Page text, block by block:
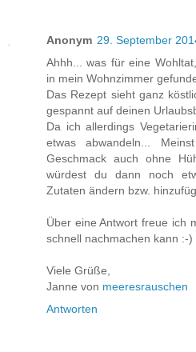
Anonym 29. September
Ahhh... was für eine
in mein Wohnzimmer
Das Rezept sieht ganz
gespannt auf deinen
Da ich allerdings
etwas abwandeln...
Geschmack auch ohne
würdest du dann noch
Zutaten ändern bzw.
Über eine Antwort freue ich
schnell nachmachen kann :-)
Viele Grüße,
Janne von meeresrauschen
Antworten